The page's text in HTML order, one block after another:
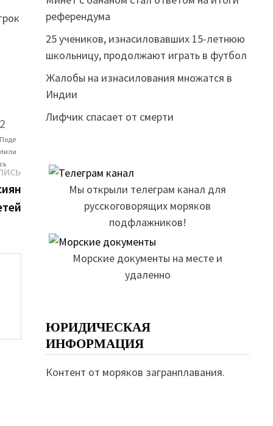
Следующая
запись:
референдума
25 учеников, изнасиловавших 15-летнюю
школьницу, продолжают играть в футбол
Жалобы на изнасилования множатся в
Индии
Лифчик спасает от смерти
Мы открыли телеграм канал для
русскоговорящих моряков
подфлажников!
Морские документы на месте и
удаленно
ЮРИДИЧЕСКАЯ
ИНФОРМАЦИЯ
Контент от моряков загранплавания.